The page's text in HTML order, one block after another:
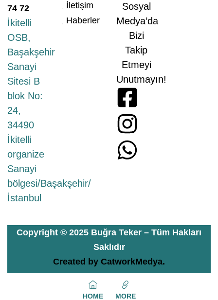
74 72
İkitelli
OSB,
Başakşehir
Sanayi
Sitesi B
blok No:
24,
34490
İkitelli
organize
Sanayi
bölgesi/Başakşehir/
İstanbul
İletişim
Haberler
Sosyal
Medya’da
Bizi
Takip
Etmeyi
Unutmayın!
Copyright © 2025 Buğra Teker – Tüm Hakları
Saklıdır
Created by CatworkMedya.
HOME MORE